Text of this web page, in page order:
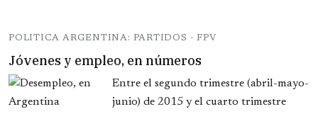
POLITICA ARGENTINA: PARTIDOS - FPV
Jóvenes y empleo, en números
Entre el segundo trimestre (abril-mayo-
junio) de 2015 y el cuarto trimestre